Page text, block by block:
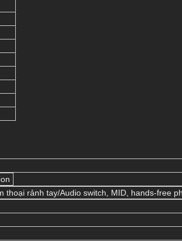
rảnh tay/Audio switch, MID, hands-free